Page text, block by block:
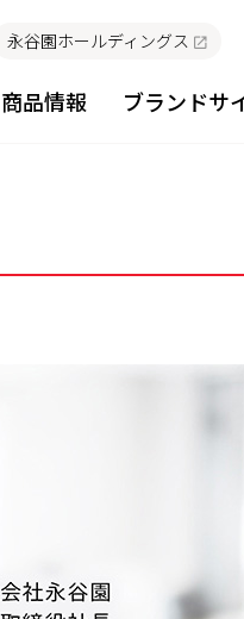
永谷園ホールディングス
商品情報 ブランドサ